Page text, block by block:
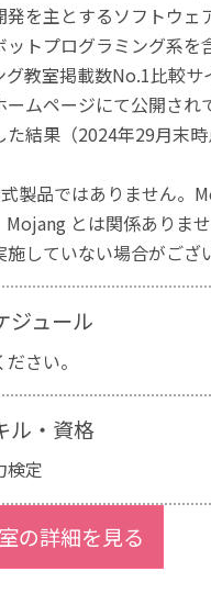
発を主とするソフトウェ
ットプログラミング系を
グ教室掲載数No.1比較サ
ムページにて公開され
結果（2024年29月末時
製品ではありません。
とは関係ありま
していない場合がござ
ジュール
さい。
ル・資格
検定
の詳細を見る